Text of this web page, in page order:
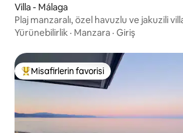
Villa - Málaga
Plaj manzaralı, özel havuzlu ve jakuzili
Yürünebilirlik · Manzara · Giriş
Misafirlerin favorilerinden en beğenilenler
Misafirlerin favorisi